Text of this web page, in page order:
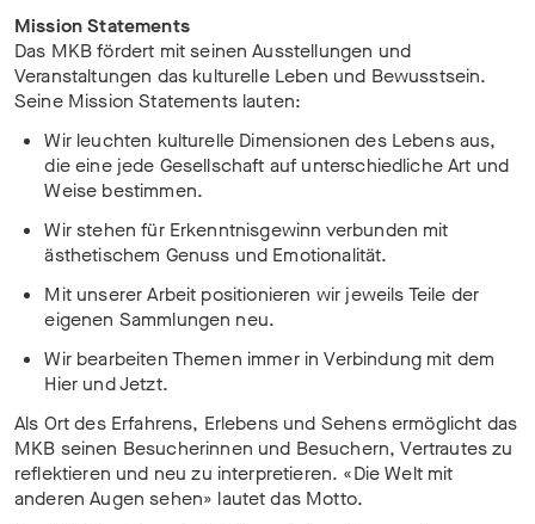
Mission Statements
Das MKB fördert mit seinen Ausstellungen und
Veranstaltungen das kulturelle Leben und Bewusstsein.
Seine Mission Statements lauten:
Wir leuchten kulturelle Dimensionen des Lebens aus,
die eine jede Gesellschaft auf unterschiedliche Art und
Weise bestimmen.
Wir stehen für Erkenntnisgewinn verbunden mit
ästhetischem Genuss und Emotionalität.
Mit unserer Arbeit positionieren wir jeweils Teile der
eigenen Sammlungen neu.
Wir bearbeiten Themen immer in Verbindung mit dem
Hier und Jetzt.
Als Ort des Erfahrens, Erlebens und Sehens ermöglicht das
MKB seinen Besucherinnen und Besuchern, Vertrautes zu
reflektieren und neu zu interpretieren. «Die Welt mit
anderen Augen sehen» lautet das Motto.